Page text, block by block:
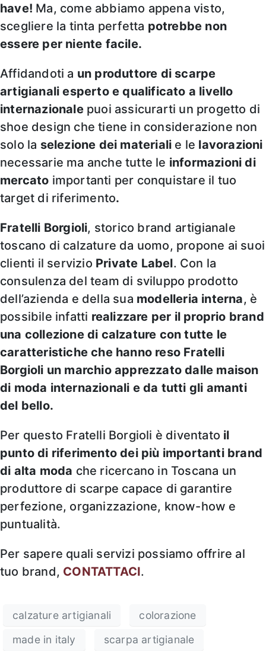
have! Ma, come abbiamo appena visto,
scegliere la tinta perfetta potrebbe non
essere per niente facile.
Affidandoti a un produttore di scarpe
artigianali esperto e qualificato a livello
internazionalepuoi assicurarti un progetto di
shoe design che tiene in considerazione non
solo la selezione dei materiali e le lavorazioni
necessarie ma anche tutte le informazioni di
mercato importanti per conquistare il tuo
target di riferimento.
Fratelli Borgioli, storico brand artigianale
toscano di calzature da uomo, propone ai suoi
clienti il servizio Private Label. Con la
consulenza del team di sviluppo prodotto
dell’azienda e della sua modelleria interna, è
possibile infatti realizzare per il proprio brand
una collezione di calzature con tutte le
caratteristiche che hanno reso Fratelli
Borgioli un marchio apprezzato dalle maison
di moda internazionali e da tutti gli amanti
del bello.
Per questo Fratelli Borgioli è diventato il
punto di riferimento dei più importanti brand
di alta moda che ricercano in Toscana un
produttore di scarpe capace di garantire
perfezione, organizzazione, know-how e
puntualità.
Per sapere quali servizi possiamo offrire al
tuo brand, CONTATTACI.
calzature artigianali
colorazione
made in italy
scarpa artigianale